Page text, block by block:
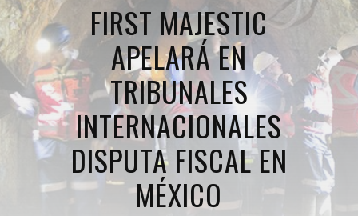
FIRST MAJESTIC
APELARÁ EN
TRIBUNALES
INTERNACIONALES
DISPUTA FISCAL EN
MÉXICO